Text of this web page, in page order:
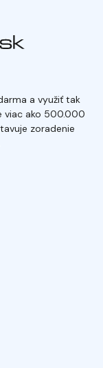
a využiť tak
viac ako 500.000
zoradenie